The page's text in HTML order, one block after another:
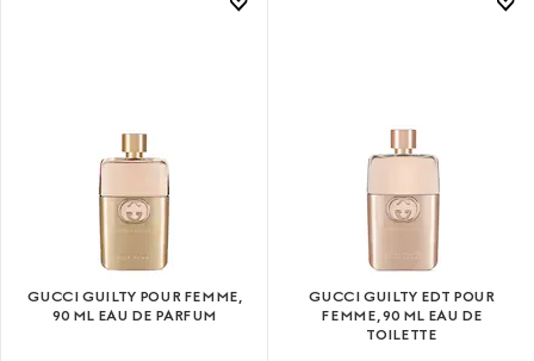
GUCCI GUILTY POUR FEMME,
90 ML EAU DE PARFUM
GUCCI GUILTY EDT POUR
FEMME, 90 ML EAU DE
TOILETTE